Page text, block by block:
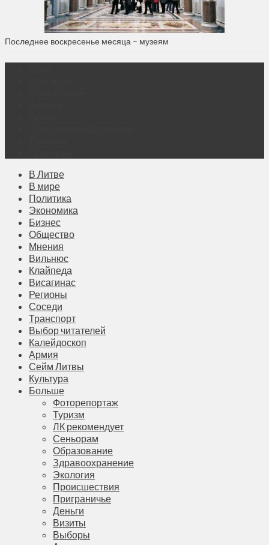
Последнее воскресенье месяца – музеям
В Литве
В мире
Политика
Экономика
Бизнес
Общество
Мнения
Вильнюс
Клайпеда
Висагинас
Регионы
Соседи
Транспорт
Выбор читателей
Калейдоскоп
Армия
Сейм Литвы
Культура
Больше
Фоторепортаж
Туризм
ЛК рекомендует
Сеньорам
Образование
Здравоохранение
Экология
Происшествия
Приграничье
Деньги
Визиты
Выборы